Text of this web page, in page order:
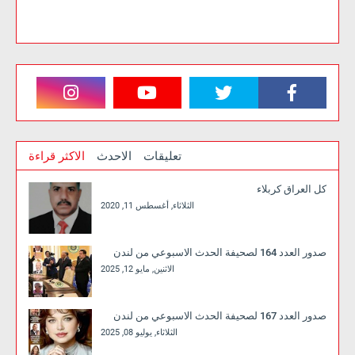
الاكثر قراءة الاحدث تعليقات
كل العراق كربلاء
الثلاثاء, أغسطس 11, 2020
صدور العدد 164 لصحيفة الحدث الاسبوعي من لندن
الاثنين, مايو 12, 2025
صدور العدد 167 لصحيفة الحدث الاسبوعي من لندن
الثلاثاء, يوليو 08, 2025